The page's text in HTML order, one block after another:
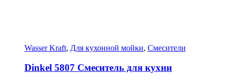
Wasser Kraft, Для кухонной мойки, Смесители
Dinkel 5807 Смеситель для кухни